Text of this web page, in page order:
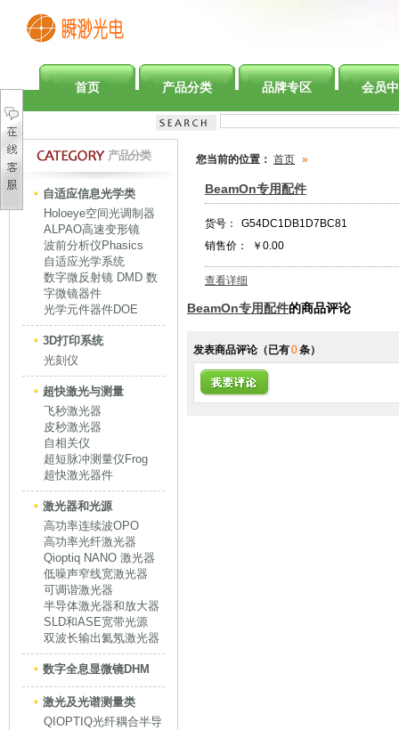
首页 产品分类 品牌专区 会员
产品分类
自适应信息光学类
Holoeye空间光调制器
ALPAO高速变形镜
波前分析仪Phasics
自适应光学系统
数字微反射镜 DMD 数
字微镜器件
光学元件器件DOE
3D打印系统
光刻仪
超快激光与测量
飞秒激光器
皮秒激光器
自相关仪
超短脉冲测量仪Frog
超快激光器件
激光器和光源
高功率连续波OPO
高功率光纤激光器
Qioptiq NANO 激光器
低噪声窄线宽激光器
可调谐激光器
半导体激光器和放大器
SLD和ASE宽带光源
双波长输出氦氖激光器
数字全息显微镜DHM
激光及光谱测量类
QIOPTIQ光纤耦合半导
您当前的位置： 首页 »
BeamOn专用配件
货号：
G54DC1DB1D7BC81
销售价：
￥0.00
查看详细
BeamOn专用配件的商品评论
发表商品评论 （已有0条）